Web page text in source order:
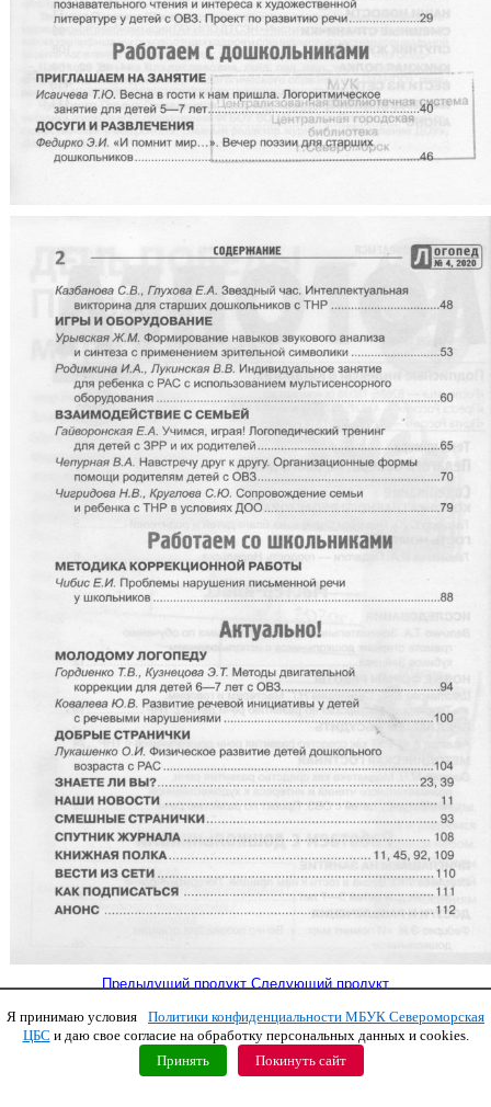
Предыдущий продукт Следующий продукт
Copyright © 2011 МБУК СЦБС
Я принимаю условия
Политики конфиденциальности МБУК Североморская
ЦБС и даю свое согласие на обработку персональных данных и cookies.
Принять
Покинуть сайт